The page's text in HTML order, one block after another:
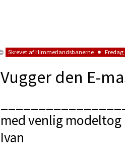
Skrevet afHimmerlandsbanerne Fredag
Vugger den E-
med venlig modeltog
Ivan